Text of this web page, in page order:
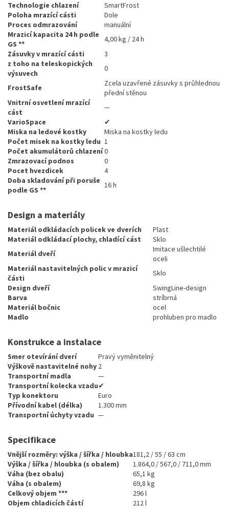
Technologie chlazení
SmartFrost
Poloha mrazící cásti
Dole
Proces odmrazování
manuální
Mrazicí kapacita 24 h podle
GS **
4,00 kg / 24 h
Zásuvky v mrazící cásti
3
z toho na teleskopických
výsuvech
0
FrostSafe
Zcela uzavřené zásuvky s průhlednou
přední stěnou
Vnitrní osvetlení mrazící
cást
—
VarioSpace
✔
Miska na ledové kostky
Miska na kostky ledu
Počet misek na kostky ledu 1
Počet akumulátorů chlazení0
Zmrazovací podnos
0
Pocet hvezdicek
4
Doba skladování při poruše
podle GS **
16 h
Design a materiály
Materiál odkládacích policek ve dverích
Plast
Materiál odkládací plochy, chladící cást
Sklo
Materiál dveří
Imitace ušlechtilé
oceli
Materiál nastavitelných polic v mrazicí
části
Sklo
Design dveří
SwingLine-design
Barva
stríbrná
Materiál bočnic
ocel
Madlo
prohluben pro madlo
Konstrukce a instalace
Smer otevírání dverí
Pravý vyměnitelný
Výškově nastavitelné nohy 2
Transportní madla
—
Transportní kolecka vzadu✔
Typ konektoru
Euro
Přívodní kabel (délka)
1.300 mm
Transportní úchyty vzadu —
Specifikace
Vnější rozměry: výška / šířka / hloubka181,2 / 55 / 63 cm
Výška / šířka / hloubka (s obalem)
1.864,0 / 567,0 / 711,0 mm
Váha (bez obalu)
65,1 kg
Váha (s obalem)
69,8 kg
Celkový objem ***
296 l
Objem chladicích částí
212 l